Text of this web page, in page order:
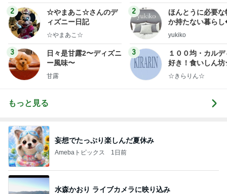
ログ
2
☆やまあこ☆さんのデ
ィズニー日記
☆やまあこ☆
3
日々是甘露2〜ディズニ
ー風味〜
甘露
2
ほんとうに必要な
か持たない暮ら
ep Life Simple◆
yukiko
3
１００均・カルデ
好き！食いしん
らりん☆のブログ
☆きらりん☆
もっと見る
妄想でたっぷり楽しんだ夏休み
Amebaトピックス 1日前
水森かおり ライブカメラに映り込み